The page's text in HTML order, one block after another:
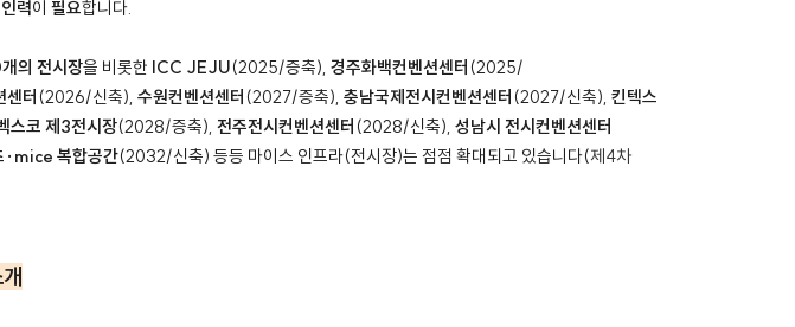
력이 필요합니다.
의 전시장을 비롯한 ICC JEJU(2025/증축), 경주화백컨벤션센터 (2025/
센터 (2026/신축), 수원컨벤션센터 (2027/증축), 충남국제전시컨벤션센터 (2027/신축), 킨텍스
스코 제3전시장(2028/증축), 전주전시컨벤션센터 (2028/신축), 성남시 전시컨벤션센터
·mice 복합공간(2032/신축) 등등 마이스 인프라(전시장)는 점점 확대되고 있습니다(제4차